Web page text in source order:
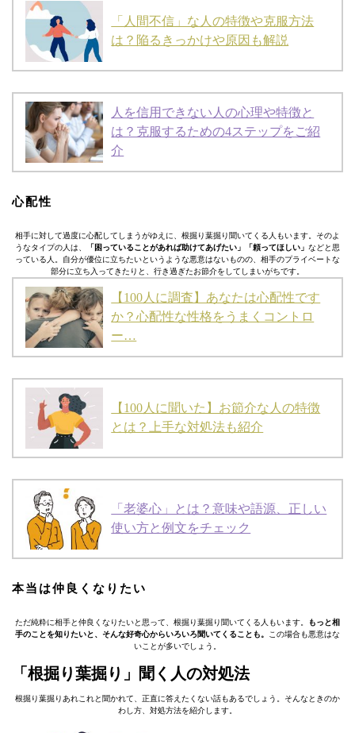
「人間不信」な人の特徴や克服方法
は？陥るきっかけや原因も解説
人を信用できない人の心理や特徴と
は？克服するための4ステップをご紹
介
心配性
相手に対して過度に心配してしまうがゆえに、根掘り葉掘り聞いてくる人もいます。そのよ
うなタイプの人は、
「困っていることがあれば助けてあげたい」「頼ってほしい」 などと思
っている人。自分が優位に立ちたいというような悪意はないものの、相手のプライベートな
部分に立ち入ってきたりと、行き過ぎたお節介をしてしまいがちです。
【100人に調査】あなたは心配性です
か？心配性な性格をうまくコントロ
ー…
【100人に聞いた】お節介な人の特徴
とは？上手な対処法も紹介
「老婆心」とは？意味や語源、正しい
使い方と例文をチェック
本当は仲良くなりたい
ただ純粋に相手と仲良くなりたいと思って、根掘り葉掘り聞いてくる人もいます。
もっと相
手のことを知りたいと、そんな好奇心からいろいろ聞いてくることも。
この場合も悪意はな
いことが多いでしょう。
「根掘り葉掘り」聞く人の対処法
根掘り葉掘りあれこれと聞かれて、正直に答えたくない話もあるでしょう。そんなときのか
わし方、対処方法を紹介します。